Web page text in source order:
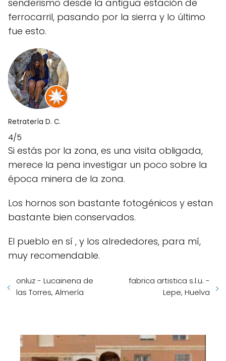
senderismo desde la antigua estación de
ferrocarril, pasando por la sierra y lo último
fue esto.
Retratería D. C.
4/5
Si estás por la zona, es una visita obligada,
merece la pena investigar un poco sobre la
época minera de la zona.
Los hornos son bastante fotogénicos y estan
bastante bien conservados.
El pueblo en sí , y los alrededores, para mí,
muy recomendable.
onluz - Lucainena de
las Torres, Almería
fabrica artistica s.l.u. -
Lepe, Huelva